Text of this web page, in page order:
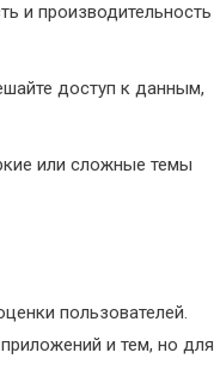
и производительность
доступ к данным,
или сложные темы
пользователей.
и тем, но для